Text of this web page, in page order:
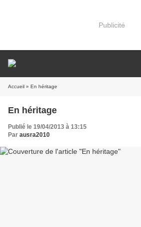
Publicité
Accueil » En héritage
En héritage
Publié le 19/04/2013 à 13:15
Par ausra2010